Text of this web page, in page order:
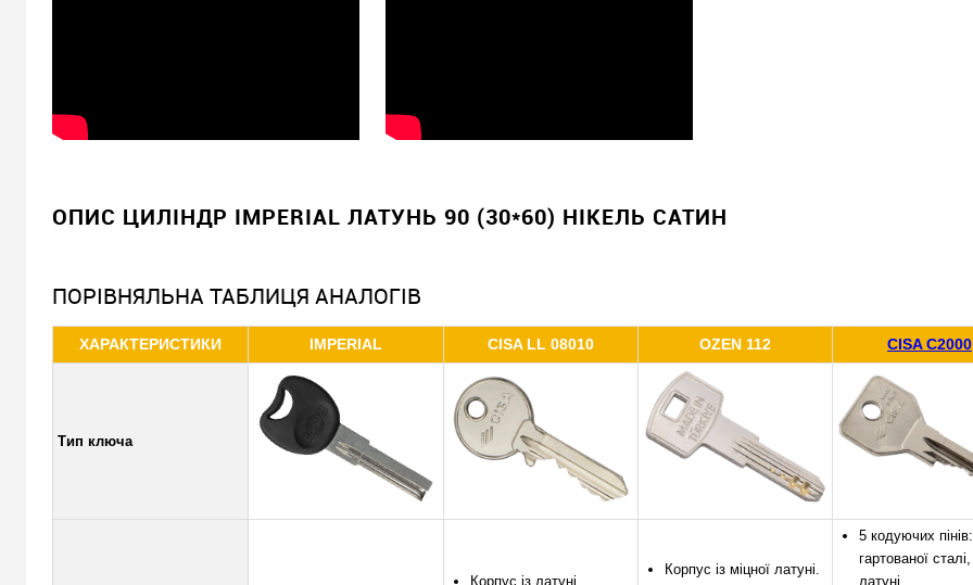
ОПИС ЦИЛІНДР IMPERIAL ЛАТУНЬ 90 (30*60) НІКЕЛЬ САТИН
ПОРІВНЯЛЬНА ТАБЛИЦЯ АНАЛОГІВ
ХАРАКТЕРИСТИКИ IMPERIAL CISA LL 08010 OZEN 112 CISA C2000
Тип ключа
Корпус із латуні.
Корпус із міцної латуні.
5 кодуючих
гартованої
латуні.